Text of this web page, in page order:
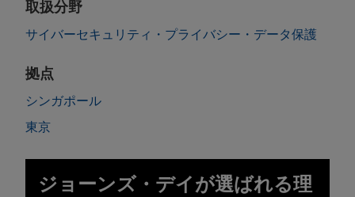
取扱分野
サイバーセキュリティ・プライバシー・データ保護
拠点
シンガポール
東京
ジョーンズ・デイが選ばれる理